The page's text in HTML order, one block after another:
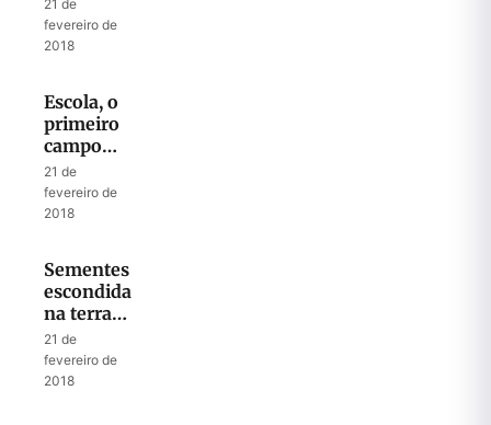
21 de
fevereiro de
2018
Escola, o
primeiro
campo
missionário
21 de
fevereiro de
2018
Sementes
escondidas
na terra
de
ninguém
21 de
fevereiro de
2018